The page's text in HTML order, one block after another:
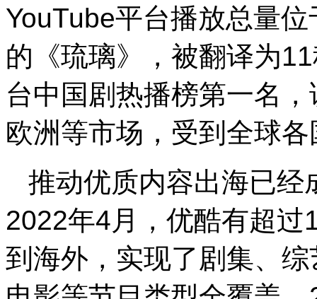
YouTube平台播放总量
的《琉璃》，被翻译为
台中国剧热播榜第一名
欧洲等市场，受到全球
推动优质内容出海已经
2022年4月，优酷有超
到海外，实现了剧集、